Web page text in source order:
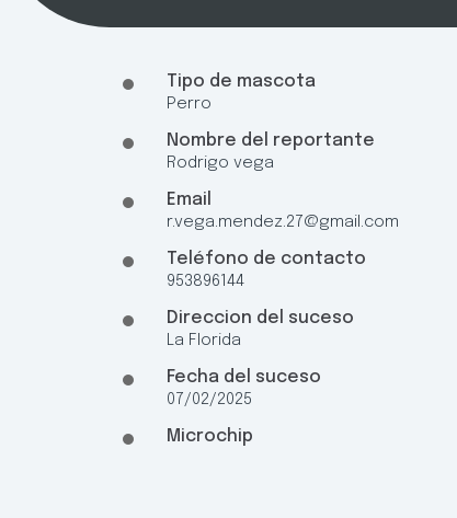
Tipo de mascota
Perro
Nombre del reportante
Rodrigo vega
Email
r.vega.mendez.27@gmail.com
Teléfono de contacto
953896144
Direccion del suceso
La Florida
Fecha del suceso
07/02/2025
Microchip